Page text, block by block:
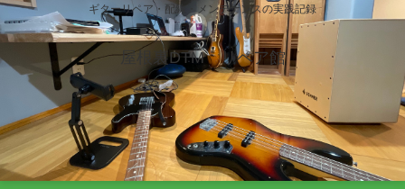
ギターリペア・配線・メンテナンスの実践記録
屋根裏DTM リペア館